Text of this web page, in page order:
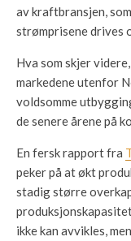
av kraftbransjen,
strømprisene drives
Hva som skjer
markedene utenfor
voldsomme
de senere årene på
En fersk rapport fra
peker på at økt
stadig større
ikke kan avvikles,